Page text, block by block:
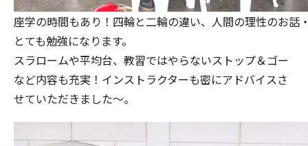
座学の時間もあり！四輪と二輪の違い、人間の理性のお話
とても勉強になります。
スラロームや平均台、教習ではやらないストップ＆ゴー
など内容も充実！インストラクターも密にアドバイスさ
せていただきました～。